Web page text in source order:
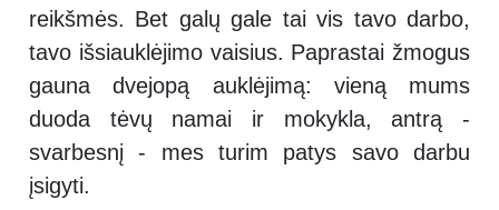
reikšmės. Bet galų gale tai vis tavo darbo,
tavo išsiauklėjimo vaisius. Paprastai žmogus
gauna dvejopą auklėjimą: vieną mums
duoda tėvų namai ir mokykla, antrą -
svarbesnį - mes turim patys savo darbu
įsigyti.